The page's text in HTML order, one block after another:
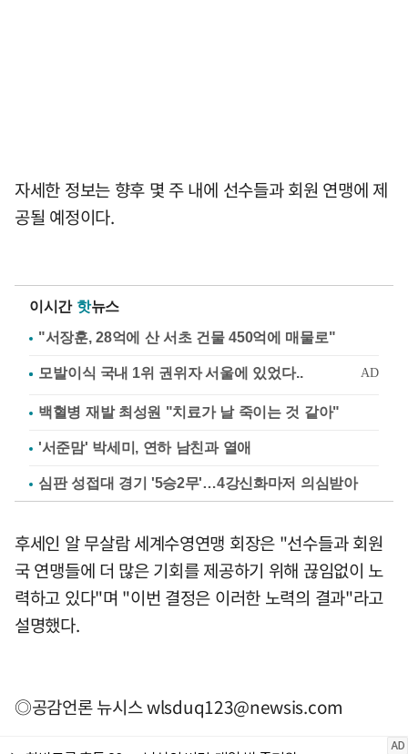
자세한 정보는 향후 몇 주 내에 선수들과 회원 연맹에 제
공될 예정이다.
이시간 핫뉴스
"서장훈, 28억에 산 서초 건물 450억에 매물로"
백혈병 재발 최성원 "치료가 날 죽이는 것 같아"
'서준맘' 박세미, 연하 남친과 열애
심판 성접대 경기 '5승2무'…4강신화마저 의심받아
후세인 알 무살람 세계수영연맹 회장은 "선수들과 회원
국 연맹들에 더 많은 기회를 제공하기 위해 끊임없이 노
력하고 있다"며 "이번 결정은 이러한 노력의 결과"라고
설명했다.
◎공감언론 뉴시스wlsduq123@newsis.com